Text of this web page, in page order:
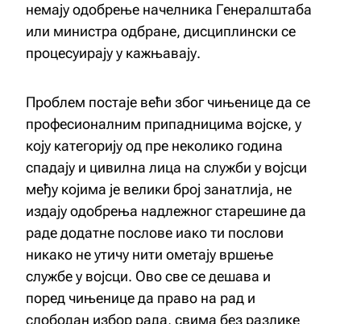
немају одобрење начелника Генералштаба
или министра одбране, дисциплински се
процесуирају у кажњавају.
Проблем постаје већи због чињенице да се
професионалним припадницима војске, у
коју категорију од пре неколико година
спадају и цивилна лица на служби у војсци
међу којима је велики број занатлија, не
издају одобрења надлежног старешине да
раде додатне послове иако ти послови
никако не утичу нити ометају вршење
службе у војсци. Ово све се дешава и
поред чињенице да право на рад и
слободан избор рада, свима без разлике